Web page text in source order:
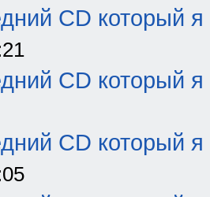
CD который я
CD который я
CD который я